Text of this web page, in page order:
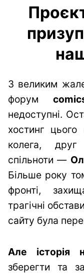
З великим
форум
недоступні.
хостинг
колега,
спільноти —
Більше року
фронті,
трагічні
сайту була
Але історія
зберегти та